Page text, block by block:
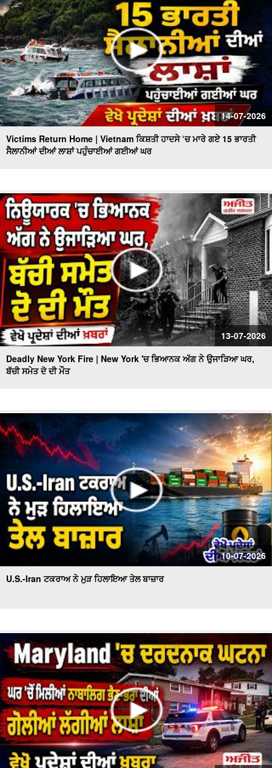
14-07-2026
Victims Return Home | Vietnam ਕਿਸ਼ਤੀ ਹਾਦਸੇ ‘ਚ ਮਾਰੇ ਗਏ 15 ਭਾਰਤੀ
ਸੈਲਾਨੀਆਂ ਦੀਆਂ ਲਾਸ਼ਾਂ ਪਹੁੰਚਾਈਆਂ ਗਈਆਂ ਘਰ
13-07-2026
Deadly New York Fire | New York 'ਚ ਭਿਆਨਕ ਅੱਗ ਨੇ ਉਜਾੜਿਆ ਘਰ,
ਬੱਚੀ ਸਮੇਤ ਦੋ ਦੀ ਮੌਤ
10-07-2026
U.S.-Iran ਟਕਰਾਅ ਨੇ ਮੁੜ ਹਿਲਾਇਆ ਤੇਲ ਬਾਜ਼ਾਰ